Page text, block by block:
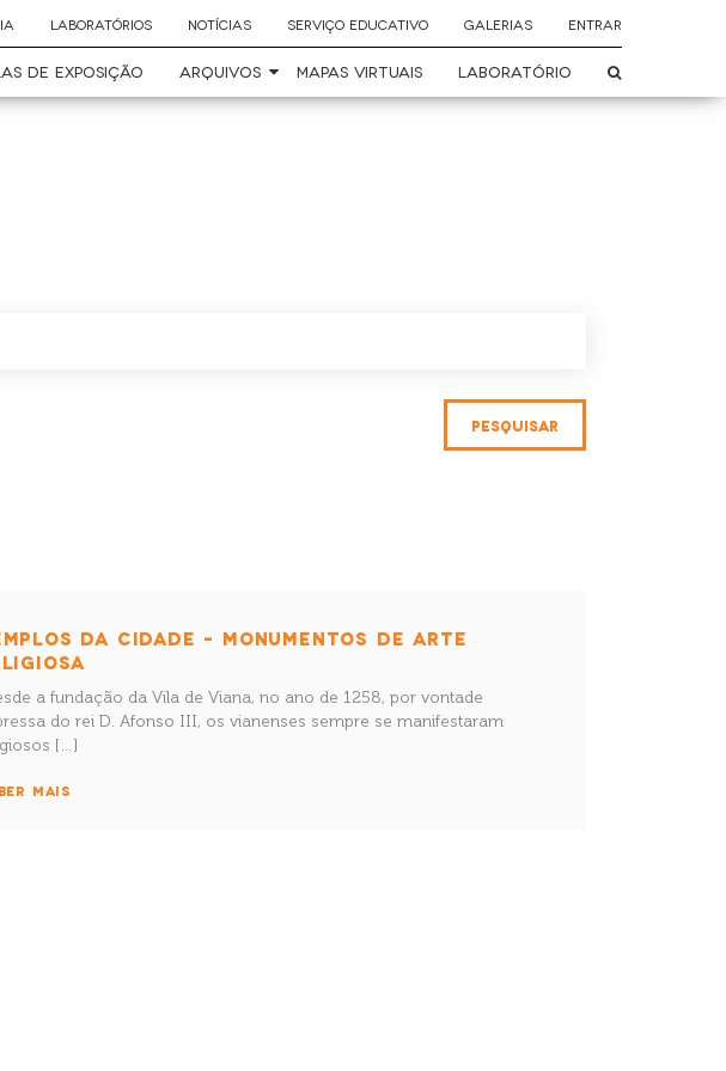
LABORATÓRIOS NOTÍCIAS SERVIÇO EDUCATIVO GALERIAS ENTRAR
DE EXPOSIÇÃO ARQUIVOS MAPAS VIRTUAIS LABORATÓRIO
DA CIDADE – MONUMENTOS DE ARTE
a fundação da Vila de Viana, no ano de 1258, por vontade
do rei D. Afonso III, os vianenses sempre se manifestaram
[…]
MAIS